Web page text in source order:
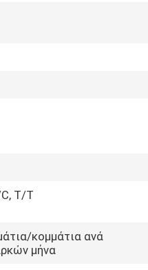
T/T
κομμάτια ανά
μήνα